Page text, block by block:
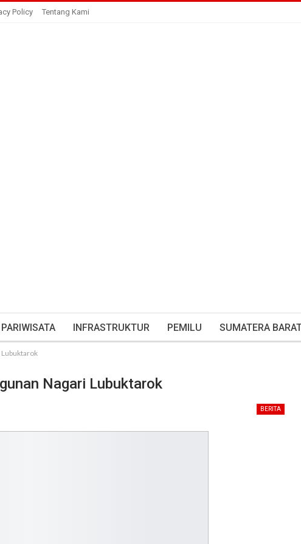
Policy Tentang Kami
PARIWISATA INFRASTRUKTUR PEMILU SUMATERA
Lubuktarok
Nagari Lubuktarok
BERITA